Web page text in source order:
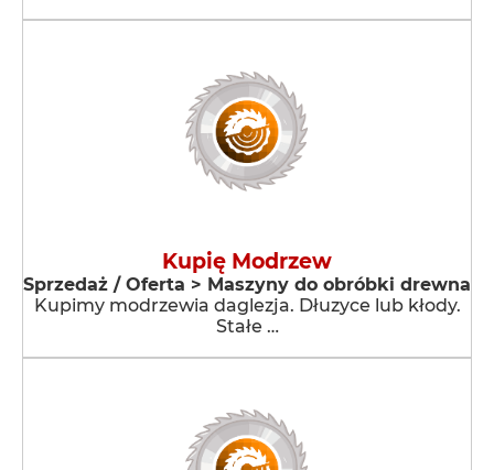
Kupię Modrzew
Sprzedaż / Oferta > Maszyny do obróbki drewna
Kupimy modrzewia daglezja. Dłuzyce lub kłody.
Stałe …